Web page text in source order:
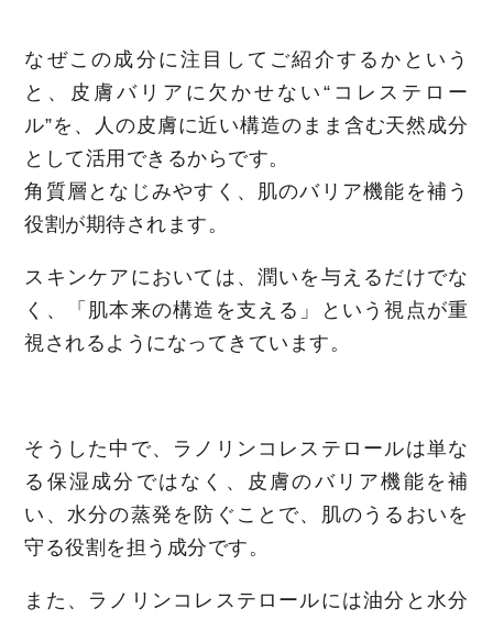
なぜこの成分に注目してご紹介するかという
と、皮膚バリアに欠かせない“コレステロー
ル”を、人の皮膚に近い構造のまま含む天然成分
として活用できるからです。
角質層となじみやすく、肌のバリア機能を補う
役割が期待されます。
スキンケアにおいては、潤いを与えるだけでな
く、「肌本来の構造を支える」という視点が重
視されるようになってきています。
そうした中で、ラノリンコレステロールは単な
る保湿成分ではなく、皮膚のバリア機能を補
い、水分の蒸発を防ぐことで、肌のうるおいを
守る役割を担う成分です。
また、ラノリンコレステロールには油分と水分